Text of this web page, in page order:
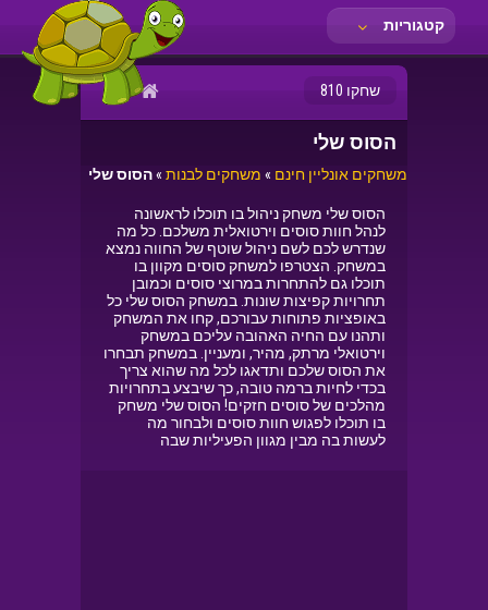
קטגוריות
שחקו 810
הסוס שלי
משחקים אונליין חינם » משחקים לבנות »הסוס שלי
הסוס שלי משחק ניהול בו תוכלו לראשונה
לנהל חוות סוסים וירטואלית משלכם. כל מה
שנדרש לכם לשם ניהול שוטף של החווה נמצא
במשחק. הצטרפו למשחק סוסים מקוון בו
תוכלו גם להתחרות במרוצי סוסים וכמובן
תחרויות קפיצות שונות. במשחק הסוס שלי כל
באופציות פתוחות עבורכם, קחו את המשחק
ותהנו עם החיה האהובה עליכם במשחק
וירטואלי מרתק, מהיר, ומעניין. במשחק תבחרו
את הסוס שלכם ותדאגו לכל מה שהוא צריך
בכדי לחיות ברמה טובה, כך שיבצע בתחרויות
מהלכים של סוסים חזקים! הסוס שלי משחק
בו תוכלו לפגוש חוות סוסים ולבחור מה
לעשות בה מבין מגוון הפעיליות שבה